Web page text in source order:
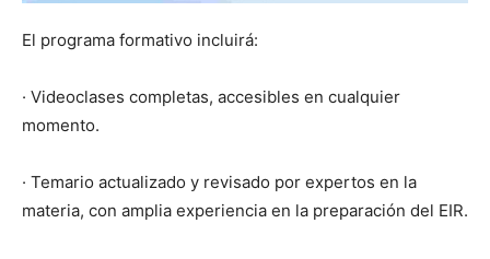
El programa formativo incluirá:
· Videoclases completas, accesibles en cualquier
momento.
· Temario actualizado y revisado por expertos en la
materia, con amplia experiencia en la preparación del EIR.